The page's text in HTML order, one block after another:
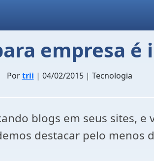
empresa
Portrii | 04/02/2015 | Tecnologia
blogs em seus sites,
destacar pelo menos